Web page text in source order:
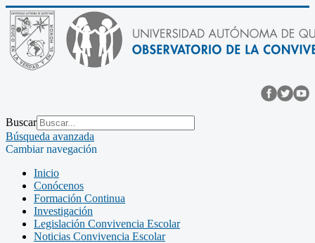
Buscar
Búsqueda avanzada
Cambiar navegación
Inicio
Conócenos
Formación Continua
Investigación
Legislación Convivencia Escolar
Noticias Convivencia Escolar